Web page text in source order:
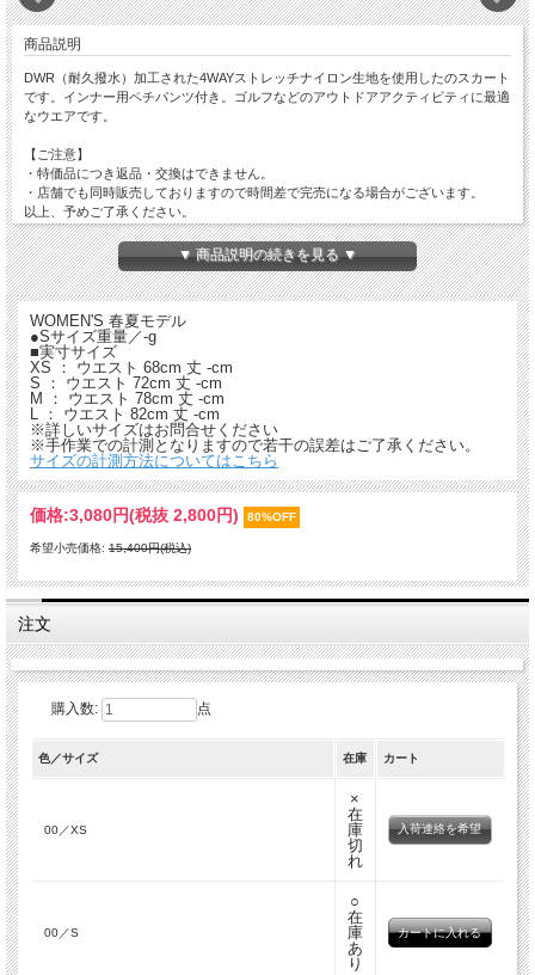
商品説明
DWR（耐久撥水）加工された4WAYストレッチナイロン生地を使用したのスカート
です。インナー用ペチパンツ付き。ゴルフなどのアウトドアアクティビティに最適
なウエアです。
【ご注意】
・特価品につき返品・交換はできません。
・店舗でも同時販売しておりますので時間差で完売になる場合がございます。
以上、予めご了承ください。
▼ 商品説明の続きを見る ▼
WOMEN'S 春夏モデル
●Sサイズ重量／-g
■実寸サイズ
XS ： ウエスト 68cm 丈 -cm
S ： ウエスト 72cm 丈 -cm
M ： ウエスト 78cm 丈 -cm
L ： ウエスト 82cm 丈 -cm
※詳しいサイズはお問合せください
※手作業での計測となりますので若干の誤差はご了承ください。
サイズの計測方法についてはこちら
価格:3,080円(税抜 2,800円) 80%OFF
希望小売価格: 15,400円(税込)
注文
購入数: 点
色／サイズ 在庫 カート
00／XS
×
在
庫
切
れ
入荷連絡を希望
00／S
○
在
庫
あ
り